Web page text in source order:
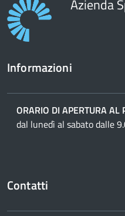
Azienda
Informazioni
ORARIO DI APERTURA AL
dal lunedì al sabato dalle
Contatti